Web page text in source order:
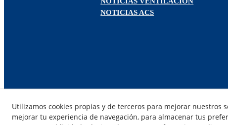
NOTICIAS ACS
Utilizamos cookies propias y de terceros para mejorar nuestros
mejorar tu experiencia de navegación, para almacenar tus